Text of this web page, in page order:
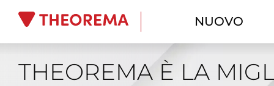
NUOVO
THEOREMA È LA